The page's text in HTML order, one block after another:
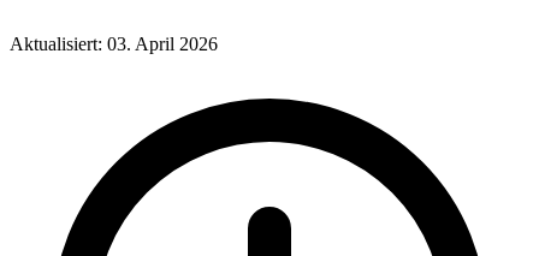
Aktualisiert: 03. April 2026